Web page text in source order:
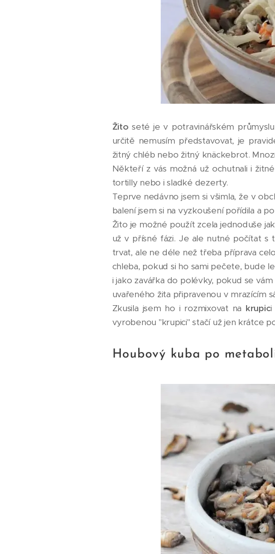
Žitoseté je v potravinářském
určitě nemusím představovat, je
žitný chléb nebo žitný knäckebrot.
Někteří z vás možná už ochutnali i
tortilly nebo i sladké dezerty.
Teprve nedávno jsem si všimla, že v
balení jsem si na vyzkoušení pořídila a
Žito je možné použít zcela jednoduše
už v přísné fázi. Je ale nutné počítat s
trvat, ale ne déle než třeba příprava
chleba, pokud si ho sami pečete, bude
i jako zavářka do polévky, pokud se
uvařeného žita připravenou v mrazícím
Zkusila jsem ho i rozmixovat na krupici
vyrobenou "krupici" stačí už jen krátce
Houbový kuba po